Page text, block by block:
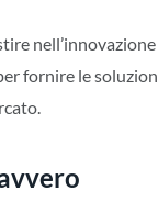
fornire le